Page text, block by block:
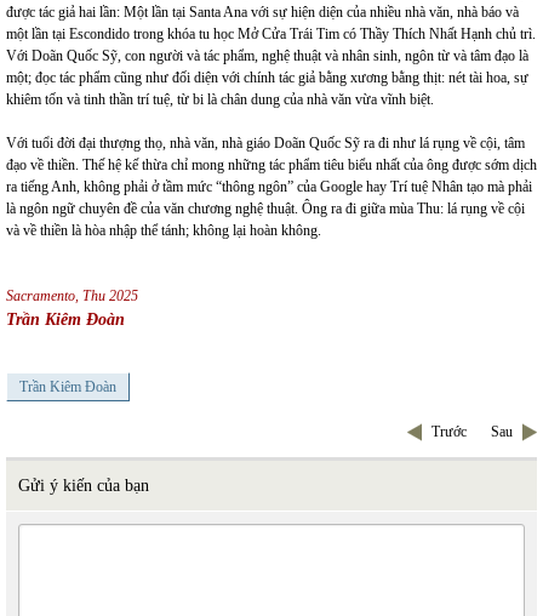
được tác giả hai lần: Một lần tại Santa Ana với sự hiện diện của nhiều nhà văn, nhà báo và
một lần tại Escondido trong khóa tu học Mở Cửa Trái Tim có Thầy Thích Nhất Hạnh chủ trì.
Với Doãn Quốc Sỹ, con người và tác phẩm, nghệ thuật và nhân sinh, ngôn từ và tâm đạo là
một; đọc tác phẩm cũng như đối diện với chính tác giả bằng xương bằng thịt: nét tài hoa, sự
khiêm tốn và tinh thần trí tuệ, từ bi là chân dung của nhà văn vừa vĩnh biệt.
Với tuổi đời đại thượng thọ, nhà văn, nhà giáo Doãn Quốc Sỹ ra đi như lá rụng về cội, tâm
đạo về thiền. Thế hệ kế thừa chỉ mong những tác phẩm tiêu biểu nhất của ông được sớm dịch
ra tiếng Anh, không phải ở tầm mức “thông ngôn” của Google hay Trí tuệ Nhân tạo mà phải
là ngôn ngữ chuyên đề của văn chương nghệ thuật. Ông ra đi giữa mùa Thu: lá rụng về cội
và về thiền là hòa nhập thể tánh; không lại hoàn không.
Sacramento, Thu 2025
Trần Kiêm Đoàn
Trần Kiêm Đoàn
Trước Sau
Gửi ý kiến của bạn